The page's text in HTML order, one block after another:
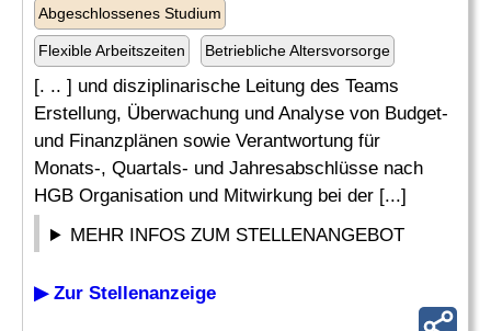
Abgeschlossenes Studium
Flexible Arbeitszeiten Betriebliche Altersvorsorge
[. .. ] und disziplinarische Leitung des Teams
Erstellung, Überwachung und Analyse von Budget-
und Finanzplänen sowie Verantwortung für
Monats-, Quartals- und Jahresabschlüsse nach
HGB Organisation und Mitwirkung bei der [...]
MEHR INFOS ZUM STELLENANGEBOT
▶ Zur Stellenanzeige